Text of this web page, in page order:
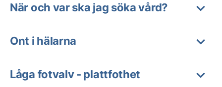
När och var ska jag söka vård?
Ont i hälarna
Låga fotvalv - plattfothet